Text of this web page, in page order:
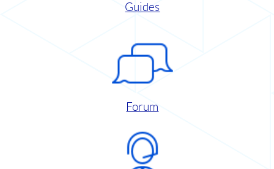
Guides
Forum